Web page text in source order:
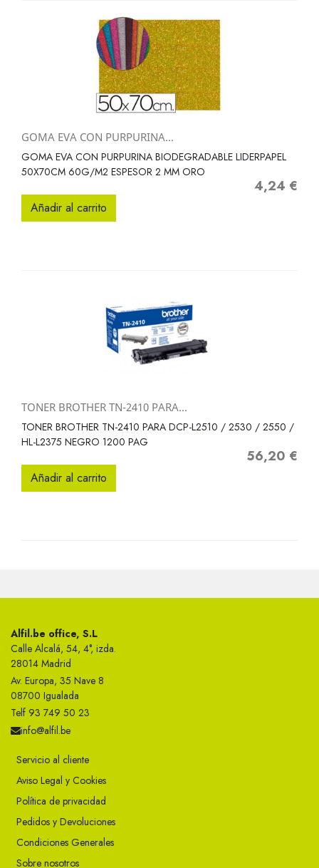
GOMA EVA CON PURPURINA...
GOMA EVA CON PURPURINA BIODEGRADABLE LIDERPAPEL
50X70CM 60G/M2 ESPESOR 2 MM ORO
Precio
4,24 €
Añadir al carrito
TONER BROTHER TN-2410 PARA...
TONER BROTHER TN-2410 PARA DCP-L2510 / 2530 / 2550 /
HL-L2375 NEGRO 1200 PAG
Precio
56,20 €
Añadir al carrito
Alfil.be office, S.L
Calle Alcalá, 54, 4°, izda.
28014 Madrid
Av. Europa, 35 Nave 8
08700 Igualada
Telf 93 749 50 23
info@alfil.be
Servicio al cliente
Aviso Legal y Cookies
Política de privacidad
Pedidos y Devoluciones
Condiciones Generales
Sobre nosotros